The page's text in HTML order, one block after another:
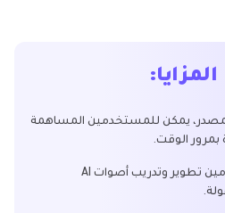
المزايا:
يمكن للمستخدمين المساهمة
بمرور الوقت.
يمكن للمستخدمين تطوير وتدريب أصوات AI